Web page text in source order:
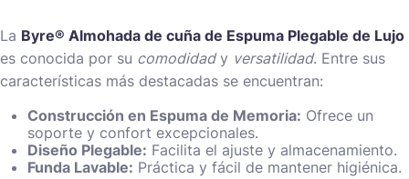
La Byre® Almohada de cuña de Espuma Plegable de Lujo
es conocida por su comodidady versatilidad. Entre sus
características más destacadas se encuentran:
Construcción en Espuma de Memoria: Ofrece un
soporte y confort excepcionales.
Diseño Plegable: Facilita el ajuste y almacenamiento.
Funda Lavable: Práctica y fácil de mantener higiénica.